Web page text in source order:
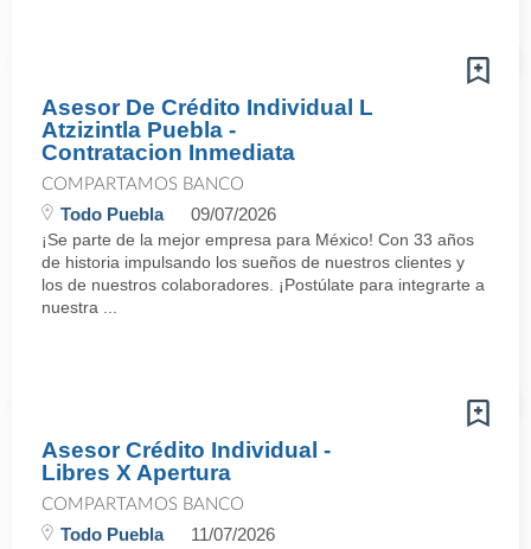
Asesor De Crédito Individual L
Atzizintla Puebla -
Contratacion Inmediata
COMPARTAMOS BANCO
Todo Puebla 09/07/2026
¡Se parte de la mejor empresa para México! Con 33 años
de historia impulsando los sueños de nuestros clientes y
los de nuestros colaboradores. ¡Postúlate para integrarte a
nuestra ...
Asesor Crédito Individual -
Libres X Apertura
COMPARTAMOS BANCO
Todo Puebla 11/07/2026